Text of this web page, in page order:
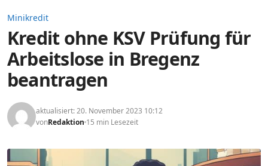
Minikredit
Kredit ohne KSV Prüfung für
Arbeitslose in Bregenz
beantragen
aktualisiert: 20. November 2023 10:12
vonRedaktion 15 min Lesezeit